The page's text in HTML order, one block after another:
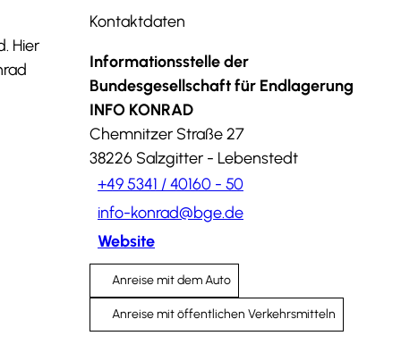
Hier
Kontaktdaten
Informationsstelle der
Bundesgesellschaft für Endlagerung
INFO KONRAD
Chemnitzer Straße 27
38226 Salzgitter - Lebenstedt
+49 5341 / 40160 - 50
info-konrad@bge.de
Website
Anreise mit dem Auto
Anreise mit öffentlichen Verkehrsmitteln